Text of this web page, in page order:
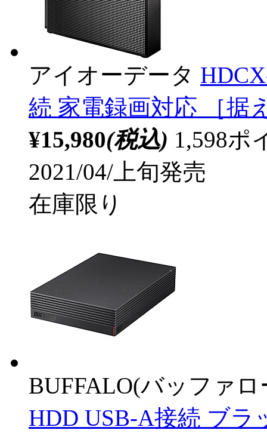
アイオーデータ
続 家電録画対応 ［据
¥15,980(税込) 1,598ポ
2021/04/上旬発売
在庫限り
BUFFALO(バッファロ
HDD USB-A接続 ブラ